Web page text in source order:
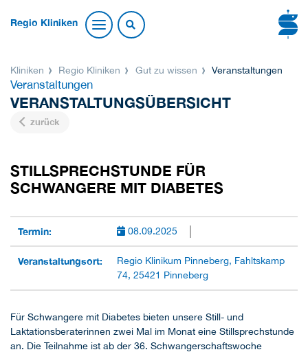
Regio Kliniken
Kliniken Regio Kliniken Gut zu wissen Veranstaltungen
Veranstaltungen
VERANSTALTUNGSÜBERSICHT
zurück
STILLSPRECHSTUNDE FÜR
SCHWANGERE MIT DIABETES
Termin: 08.09.2025
Veranstaltungsort:
Regio Klinikum Pinneberg, Fahltskamp
74, 25421 Pinneberg
Für Schwangere mit Diabetes bieten unsere Still- und
Laktationsberaterinnen zwei Mal im Monat eine Stillsprechstunde
an. Die Teilnahme ist ab der 36. Schwangerschaftswoche